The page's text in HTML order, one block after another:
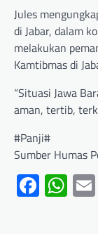
Jules
di Jabar, dalam
melakukan
Kamtibmas di
“Situasi Jawa
aman, tertib,
#Panji#
Sumber Humas